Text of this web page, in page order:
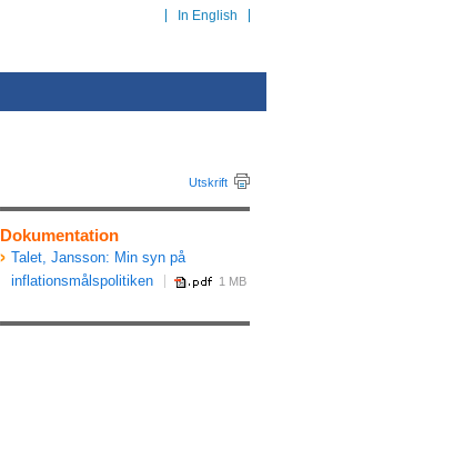
In English
Utskrift
Dokumentation
Talet, Jansson: Min syn på
inflationsmålspolitiken
1 MB